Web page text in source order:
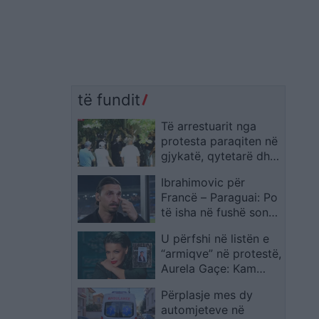
të fundit
Të arrestuarit nga
protesta paraqiten në
gjykatë, qytetarë dhe
grumbullohen jashtë:
Lironi çunat!
Ibrahimovic për
Francë – Paraguai: Po
të isha në fushë sonte,
me 4 ose 5 kartonë të
kuq
U përfshi në listën e
“armiqve” në protestë,
Aurela Gaçe: Kam
jetën, dinjitetin nuk
ma prek askush
Përplasje mes dy
automjeteve në